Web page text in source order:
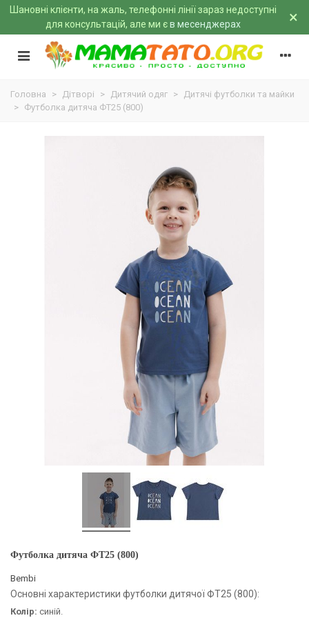
Шановні клієнти, на жаль, телефонні лінії зараз недоступні
для консультацій, але ми єв месенджерах ×
Головна > Дітворі > Дитячий одяг > Дитячі футболки та майки
> Футболка дитяча ФТ25 (800)
Футболка дитяча ФТ25 (800)
Bembi
Основні характеристики футболки дитячої ФТ25 (800):
Колір: синій.